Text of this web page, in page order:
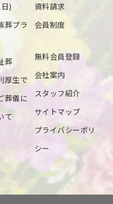
)
葬プラ
葬
厚生で
葬儀に
て
資料請求
会員制度
無料会員登録
会社案内
スタッフ紹介
サイトマップ
プライバシーポリ
シー